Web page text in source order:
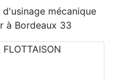
mécanique
à Bordeaux 33